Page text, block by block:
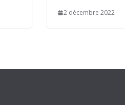
2 décembre 2022